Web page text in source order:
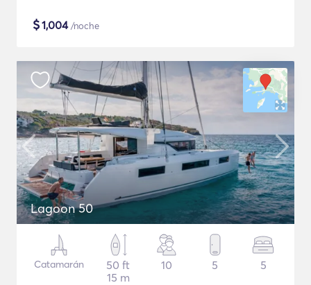
$1,004/noche
Lagoon 50
Catamarán
50 ft
15 m
10 5 5